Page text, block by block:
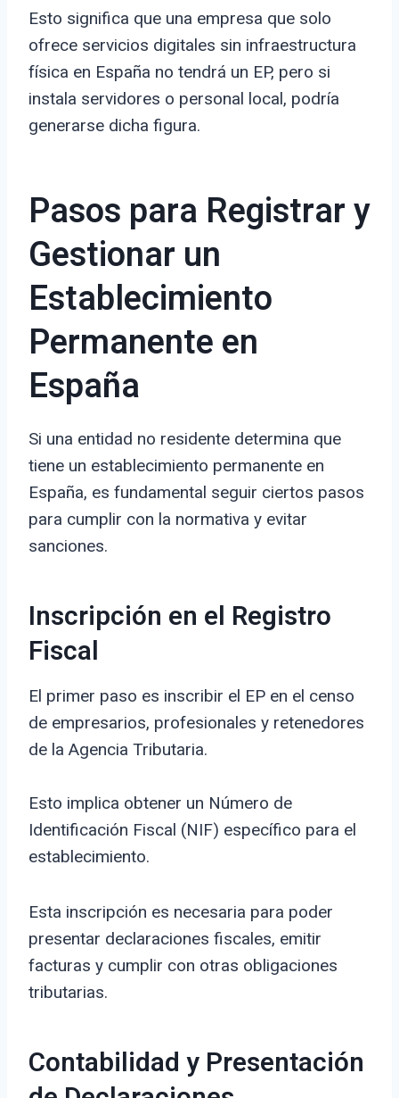
Esto significa que una empresa que solo
ofrece servicios digitales sin infraestructura
física en España no tendrá un EP, pero si
instala servidores o personal local, podría
generarse dicha figura.
Pasos para Registrar y
Gestionar un
Establecimiento
Permanente en
España
Si una entidad no residente determina que
tiene un establecimiento permanente en
España, es fundamental seguir ciertos pasos
para cumplir con la normativa y evitar
sanciones.
Inscripción en el Registro
Fiscal
El primer paso es inscribir el EP en el censo
de empresarios, profesionales y retenedores
de la Agencia Tributaria.
Esto implica obtener un Número de
Identificación Fiscal (NIF) específico para el
establecimiento.
Esta inscripción es necesaria para poder
presentar declaraciones fiscales, emitir
facturas y cumplir con otras obligaciones
tributarias.
Contabilidad y Presentación